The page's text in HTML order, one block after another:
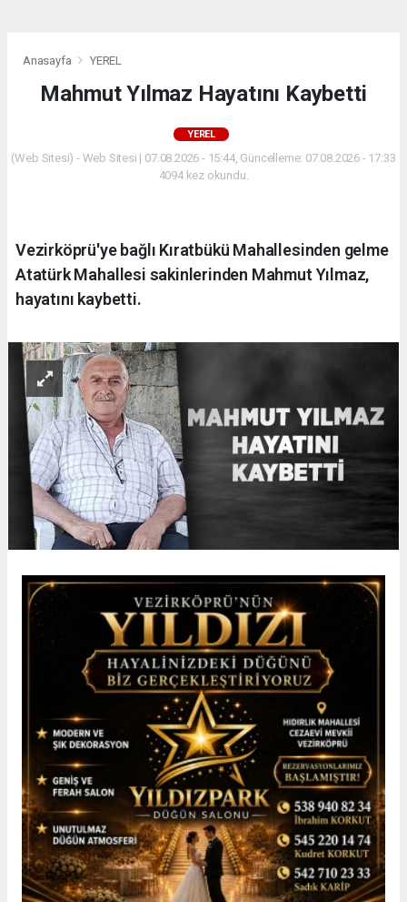
Anasayfa YEREL
Mahmut Yılmaz Hayatını Kaybetti
YEREL
(Web Sitesi) - Web Sitesi | 07.08.2026 - 15:44, Güncelleme: 07.08.2026 - 17:33
4094 kez okundu.
Vezirköprü'ye bağlı Kıratbükü Mahallesinden gelme
Atatürk Mahallesi sakinlerinden Mahmut Yılmaz,
hayatını kaybetti.